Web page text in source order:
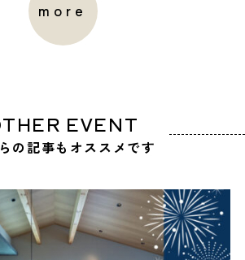
more
EVENT
の記事もオススメです